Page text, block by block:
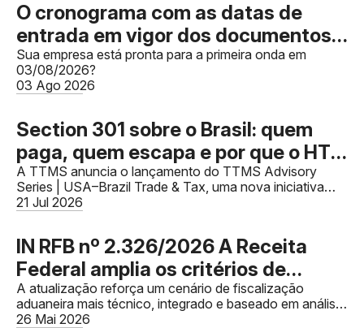
O cronograma com as datas de
entrada em vigor dos documentos
fiscais foi publicado, mas a falta de
IBS e CBS não impedirão as
Sua empresa está pronta para a primeira onda em
03/08/2026?
03 Ago 2026
Section 301 sobre o Brasil: quem
paga, quem escapa e por que o HTS
decide
A TTMS anuncia o lançamento do TTMS Advisory
Series | USA–Brazil Trade & Tax, uma nova iniciativa
dedicada a compartilhar conhecimento especializado
21 Jul 2026
IN RFB nº 2.326/2026 A Receita
Federal amplia os critérios de
fiscalização sobre valor aduaneiro e
reforça a integração entre
A atualização reforça um cenário de fiscalização
aduaneira mais técnico, integrado e baseado em análise
de risco.
26 Mai 2026